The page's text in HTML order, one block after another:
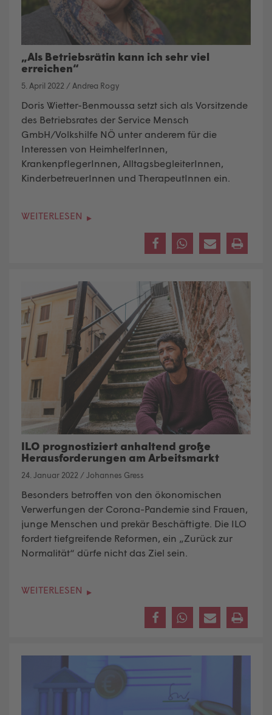
„Als Betriebsrätin kann ich sehr viel
erreichen“
5. April 2022 /Andrea Rogy
Doris Wietter-Benmoussa setzt sich als Vorsitzende
des Betriebsrates der Service Mensch
GmbH/Volkshilfe NÖ unter anderem für die
Interessen von HeimhelferInnen,
KrankenpflegerInnen, AlltagsbegleiterInnen,
KinderbetreuerInnen und TherapeutInnen ein.
WEITERLESEN
ILO prognostiziert anhaltend große
Herausforderungen am Arbeitsmarkt
24. Januar 2022 /Johannes Gress
Besonders betroffen von den ökonomischen
Verwerfungen der Corona-Pandemie sind Frauen,
junge Menschen und prekär Beschäftigte. Die ILO
fordert tiefgreifende Reformen, ein „Zurück zur
Normalität“ dürfe nicht das Ziel sein.
WEITERLESEN